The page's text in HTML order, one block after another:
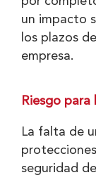
un impacto
los plazos
empresa.
Riesgo
La falta de
seguridad